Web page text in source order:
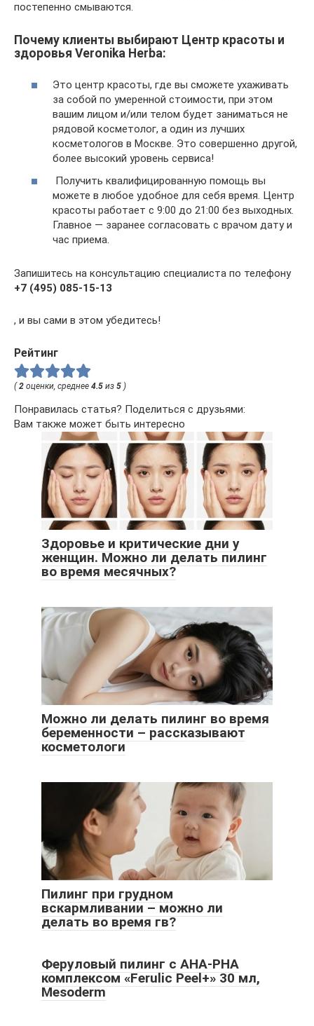
постепенно смываются.
Почему клиенты выбирают Центр красоты и
здоровья Veronika Herba:
Это центр красоты, где вы сможете ухаживать
за собой по умеренной стоимости, при этом
вашим лицом и/или телом будет заниматься не
рядовой косметолог, а один из лучших
косметологов в Москве. Это совершенно другой,
более высокий уровень сервиса!
Получить квалифицированную помощь вы
можете в любое удобное для себя время. Центр
красоты работает с 9:00 до 21:00 без выходных.
Главное — заранее согласовать с врачом дату и
час приема.
Запишитесь на консультацию специалиста по телефону
+7 (495) 085-15-13
, и вы сами в этом убедитесь!
Рейтинг
(2 оценки, среднее 4.5 из 5 )
Понравилась статья? Поделиться с друзьями:
Вам также может быть интересно
Здоровье и критические дни у
женщин. Можно ли делать пилинг
во время месячных?
Можно ли делать пилинг во время
беременности – рассказывают
косметологи
Пилинг при грудном
вскармливании – можно ли
делать во время гв?
Феруловый пилинг с АНА-РНА
комплексом «Ferulic Peel+» 30 мл,
Mesoderm